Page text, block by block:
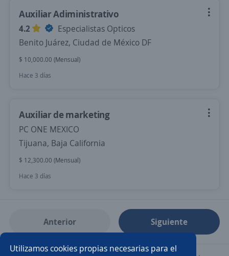
Utilizamos cookies propias necesarias para el
Auxiliar Adiministrativo
4.2
Especialistas Opticos
Benito Juárez, Ciudad de México DF
$ 10,000.00 (Mensual)
Hace 3 días
Auxiliar de marketing
PC ONE MEXICO
Tijuana, Baja California
$ 12,300.00 (Mensual)
Hace 3 días
Anterior Siguiente